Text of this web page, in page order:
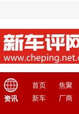
资讯
首页 焦聚
新车
厂商